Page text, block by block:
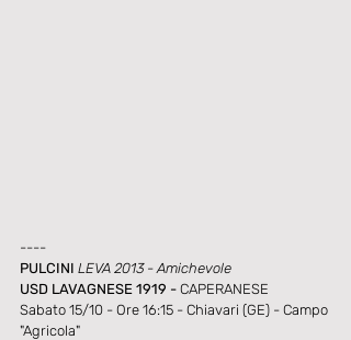
----
PULCINI LEVA 2013 - Amichevole
USD LAVAGNESE 1919 - CAPERANESE
Sabato 15/10 - Ore 16:15 - Chiavari (GE) - Campo
"Agricola"